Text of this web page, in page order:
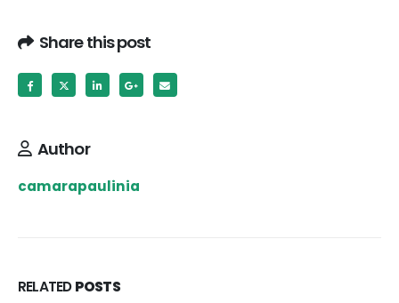
Share this post
Author
camarapaulinia
RELATEDPOSTS